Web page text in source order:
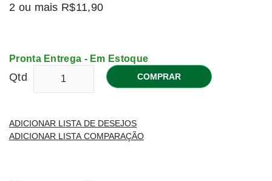
2 ou mais R$11,90
Pronta Entrega - Em Estoque
Qtd COMPRAR
ADICIONAR LISTA DE DESEJOS
ADICIONAR LISTA COMPARAÇÃO